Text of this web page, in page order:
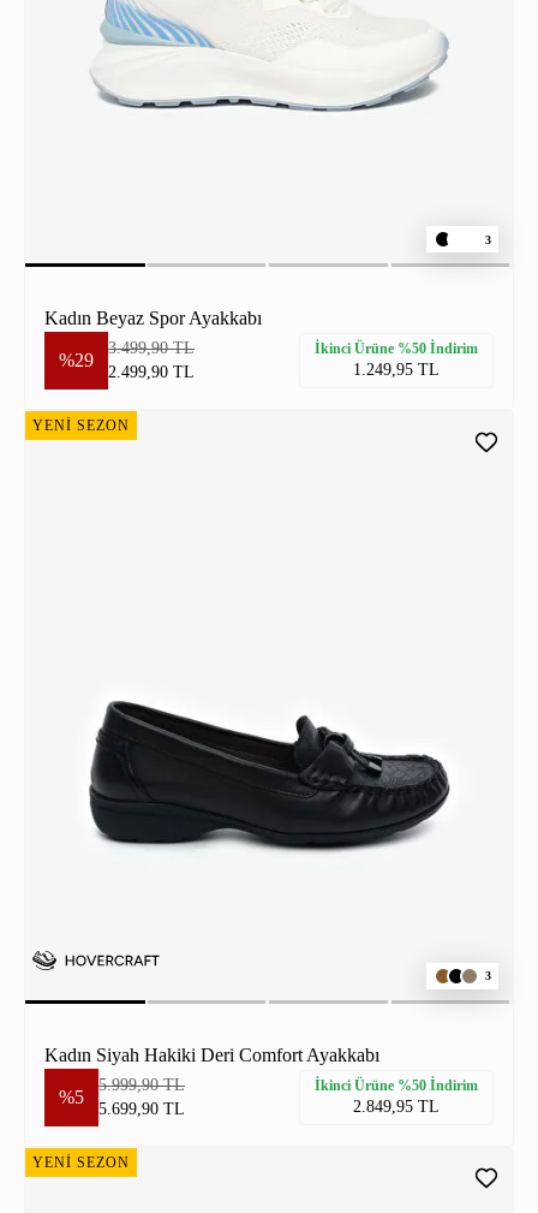
3
Kadın Beyaz Spor Ayakkabı
%29
3.499,90 TL
2.499,90 TL
İkinci Ürüne %50 İndirim
1.249,95 TL
YENİ SEZON
3
Kadın Siyah Hakiki Deri Comfort Ayakkabı
%5
5.999,90 TL
5.699,90 TL
İkinci Ürüne %50 İndirim
2.849,95 TL
YENİ SEZON